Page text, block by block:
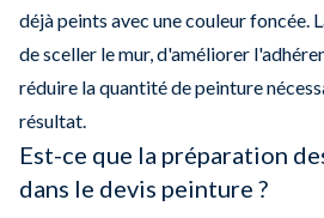
déjà peints avec une couleur foncée.
de sceller le mur, d'améliorer
réduire la quantité de peinture
résultat.
Est-ce que la préparation
dans le devis peinture ?